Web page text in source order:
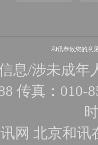
和讯恭候您的意
息/涉未成年
传真：010-
网 北京和